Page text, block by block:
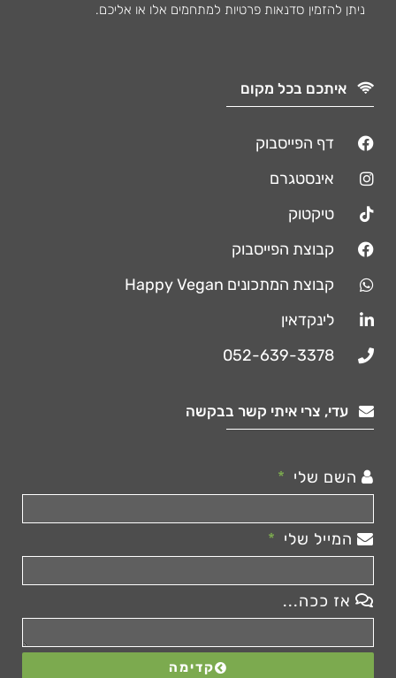
ניתן להזמין סדנאות פרטיות למתחמים אלו או אליכם.
איתכם בכל מקום
דף הפייסבוק
אינסטגרם
טיקטוק
קבוצת הפייסבוק
קבוצת המתכונים Happy Vegan
לינקדאין
052-639-3378
עדי, צרי איתי קשר בבקשה
השם שלי
המייל שלי
אז ככה...
קדימה